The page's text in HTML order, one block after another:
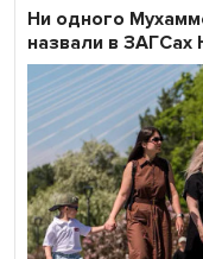
Ни одного
назвали в ЗАГСах